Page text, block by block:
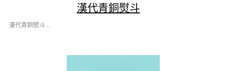
漢代青銅熨斗
漢代青銅熨斗 ..